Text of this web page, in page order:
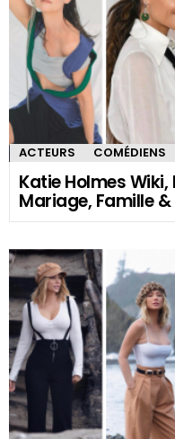
ACTEURS COMÉDIENS
Katie Holmes
Mariage, Famille